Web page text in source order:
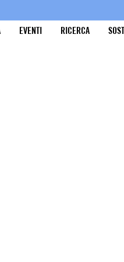
EVENTI RICERCA